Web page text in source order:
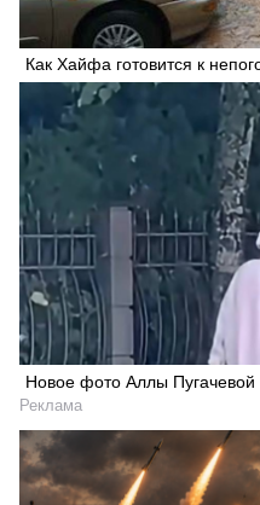
Как Хайфа готовится к
Новое фото Аллы Пугачевой
Реклама